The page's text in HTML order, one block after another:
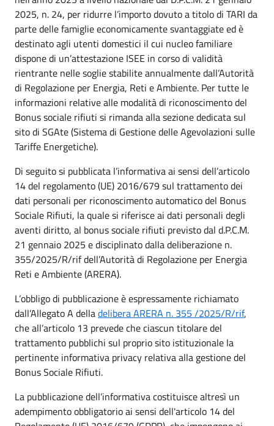
2025, n. 24, per ridurre l’importo dovuto a titolo di TARI da
parte delle famiglie economicamente svantaggiate ed è
destinato agli utenti domestici il cui nucleo familiare
dispone di un’attestazione ISEE in corso di validità
rientrante nelle soglie stabilite annualmente dall’Autorità
di Regolazione per Energia, Reti e Ambiente. Per tutte le
informazioni relative alle modalità di riconoscimento del
Bonus sociale rifiuti si rimanda alla sezione dedicata sul
sito di SGAte (Sistema di Gestione delle Agevolazioni sulle
Tariffe Energetiche).
Di seguito si pubblicata l’informativa ai sensi dell’articolo
14 del regolamento (UE) 2016/679 sul trattamento dei
dati personali per riconoscimento automatico del Bonus
Sociale Rifiuti, la quale si riferisce ai dati personali degli
aventi diritto, al bonus sociale rifiuti previsto dal d.P.C.M.
21 gennaio 2025 e disciplinato dalla deliberazione n.
355/2025/R/rif dell’Autorità di Regolazione per Energia
Reti e Ambiente (ARERA).
L’obbligo di pubblicazione è espressamente richiamato
dall’Allegato A delladelibera ARERA n. 355 /2025/R/rif,
che all’articolo 13 prevede che ciascun titolare del
trattamento pubblichi sul proprio sito istituzionale la
pertinente informativa privacy relativa alla gestione del
Bonus Sociale Rifiuti.
La pubblicazione dell’informativa costituisce altresì un
adempimento obbligatorio ai sensi dell'articolo 14 del